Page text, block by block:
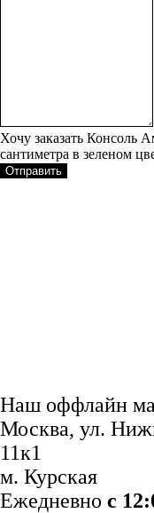
Хочу заказать Консоль
сантиметра в зеленом
Отправить
Наш оффлайн
Москва, ул.
11к1
м. Курская
Ежедневно с